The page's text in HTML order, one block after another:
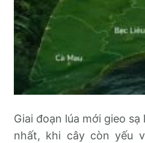
Giai đoạn lúa mới gieo
nhất, khi cây còn yếu